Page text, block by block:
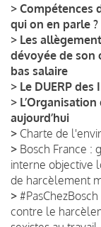
> Compétences
qui on en parle ?
> Les
dévoyée de son
bas salaire
> Le DUERP des
>
aujourd’hui
> Charte de
> Bosch France :
interne objective
de harcèlement
>
contre le